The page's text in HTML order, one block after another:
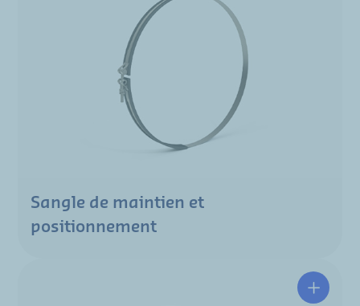
Sangle de maintien et
positionnement